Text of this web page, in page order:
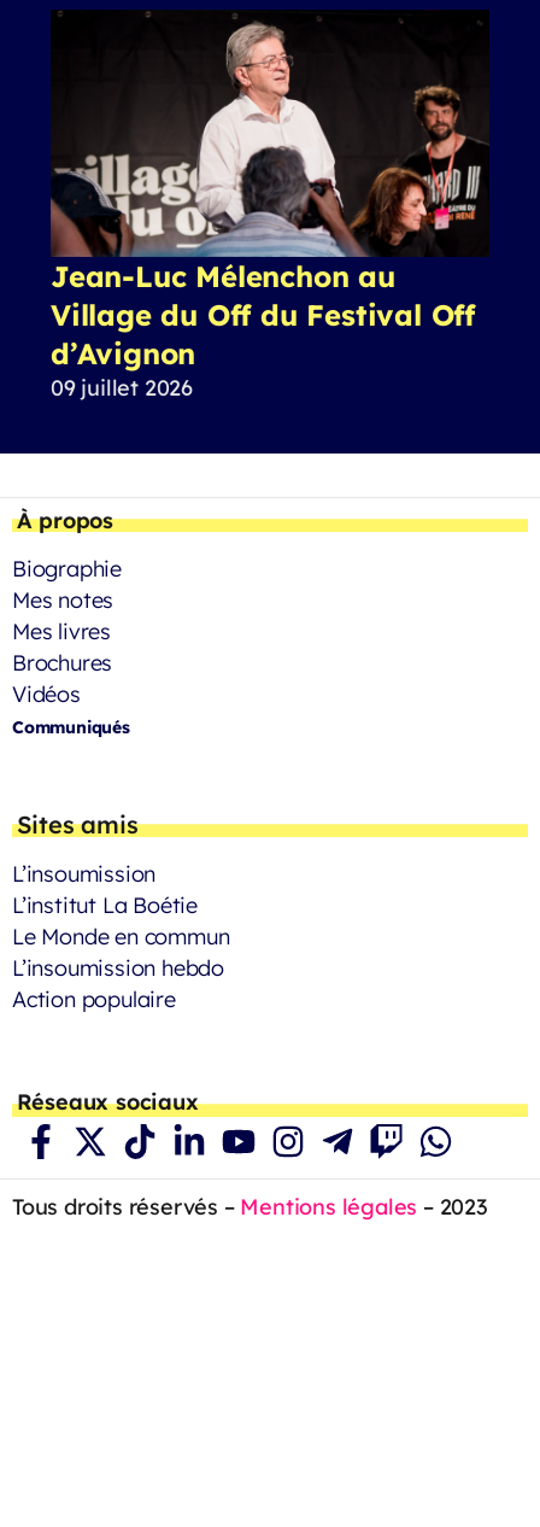
Jean-Luc Mélenchon au
Village du Off du Festival Off
d’Avignon
09 juillet 2026
À propos
Biographie
Mes notes
Mes livres
Brochures
Vidéos
Communiqués
Sites amis
L’insoumission
L’institut La Boétie
Le Monde en commun
L’insoumission hebdo
Action populaire
Réseaux sociaux
Tous droits réservés – Mentions légales – 2023